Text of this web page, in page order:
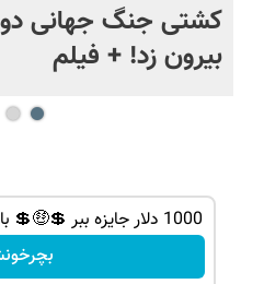
کشتی‌ جنگ جهانی
بیرون زد! + فیلم
1000 دلار جایزه ببر 💲🤑💲 بازی کن و گردونه بچرخون